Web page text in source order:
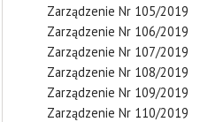
Zarządzenie Nr 105/2019
Zarządzenie Nr 106/2019
Zarządzenie Nr 107/2019
Zarządzenie Nr 108/2019
Zarządzenie Nr 109/2019
Zarządzenie Nr 110/2019